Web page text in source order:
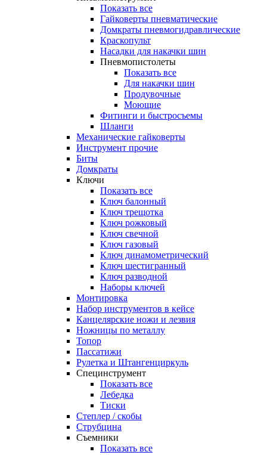
Показать все
Гайковерты пневматические
Домкраты пневмогидравлические
Краскопульт
Насадки для накачки шин
Пневмопистолеты
Показать все
Для накачки шин
Продувочные
Моющие
Фитинги и быстросъемы
Шланги
Механические гайковерты
Инструмент прочиe
Биты
Домкраты
Ключи
Показать все
Ключ балонный
Ключ трещотка
Ключ рожковый
Ключ свечной
Ключ газовый
Ключ динамометрический
Ключ шестигранный
Ключ разводной
Наборы ключей
Монтировка
Набор инструментов в кейсе
Канцелярские ножи и лезвия
Ножницы по металлу
Топор
Пассатижи
Рулетка и Штангенциркуль
Специнструмент
Показать все
Лебедка
Тиски
Степлер / скобы
Струбцина
Съемники
Показать все